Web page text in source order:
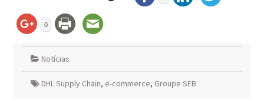
0
Notícias
DHL Supply Chain, e-commerce, Groupe SEB